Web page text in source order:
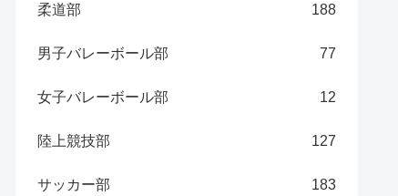
柔道部 188
男子バレーボール部 77
女子バレーボール部 12
陸上競技部 127
サッカー部 183